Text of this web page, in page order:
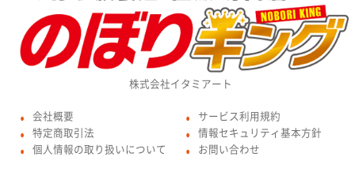
株式会社イタミアート
● 会社概要
● 特定商取引法
● 個人情報の取り扱いについて
● サービス利用規約
● 情報セキュリティ基本方針
● お問い合わせ